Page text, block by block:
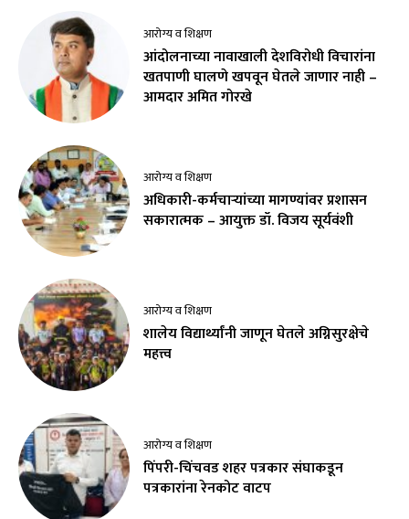
आरोग्य व शिक्षण
आंदोलनाच्या नावाखाली देशविरोधी विचारांना
खतपाणी घालणे खपवून घेतले जाणार नाही –
आमदार अमित गोरखे
आरोग्य व शिक्षण
अधिकारी-कर्मचाऱ्यांच्या मागण्यांवर प्रशासन
सकारात्मक – आयुक्त डॉ. विजय सूर्यवंशी
आरोग्य व शिक्षण
शालेय विद्यार्थ्यांनी जाणून घेतले अग्निसुरक्षेचे
महत्त्व
आरोग्य व शिक्षण
पिंपरी-चिंचवड शहर पत्रकार संघाकडून
पत्रकारांना रेनकोट वाटप